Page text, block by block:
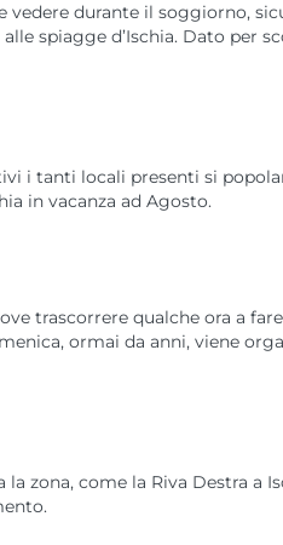
durante il soggiorno,
spiagge d’Ischia. Dato per
i tanti locali presenti si
in vacanza ad Agosto.
trascorrere qualche ora a
ormai da anni, viene
zona, come la Riva Destra a